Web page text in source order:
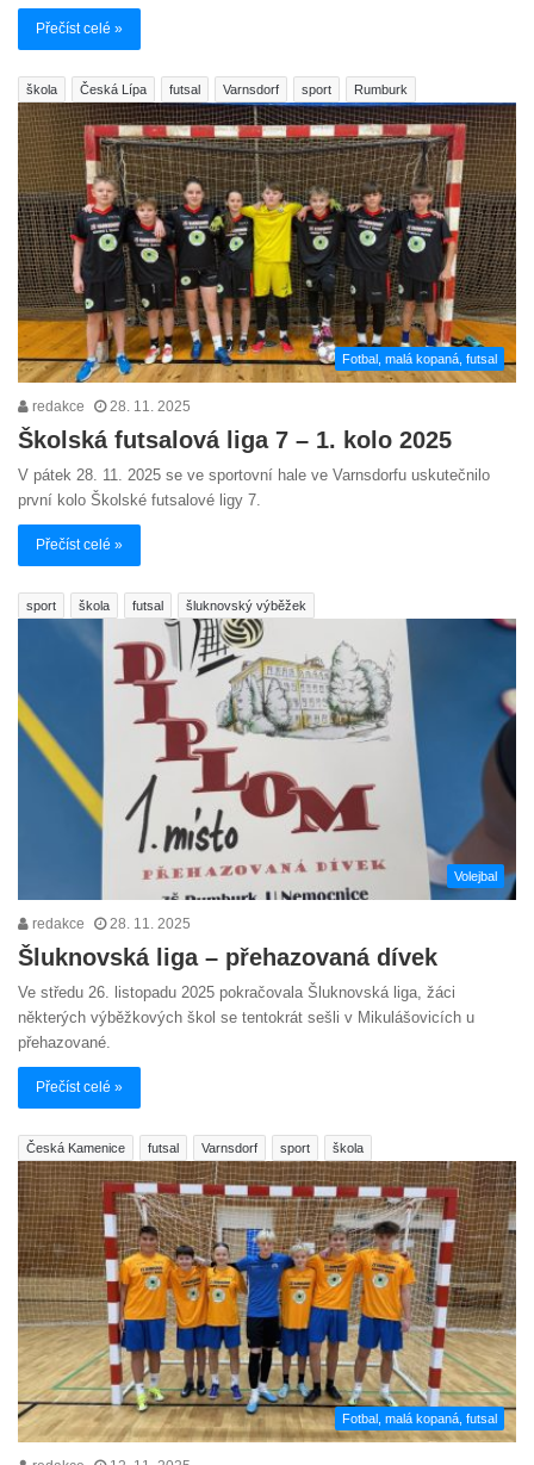
Přečíst celé »
škola Česká Lípa futsal Varnsdorf sport Rumburk
Fotbal, malá kopaná, futsal
redakce 28. 11. 2025
Školská futsalová liga 7 – 1. kolo 2025
V pátek 28. 11. 2025 se ve sportovní hale ve Varnsdorfu uskutečnilo
první kolo Školské futsalové ligy 7.
Přečíst celé »
sport škola futsal šluknovský výběžek
Volejbal
redakce 28. 11. 2025
Šluknovská liga – přehazovaná dívek
Ve středu 26. listopadu 2025 pokračovala Šluknovská liga, žáci
některých výběžkových škol se tentokrát sešli v Mikulášovicích u
přehazované.
Přečíst celé »
Česká Kamenice futsal Varnsdorf sport škola
Fotbal, malá kopaná, futsal